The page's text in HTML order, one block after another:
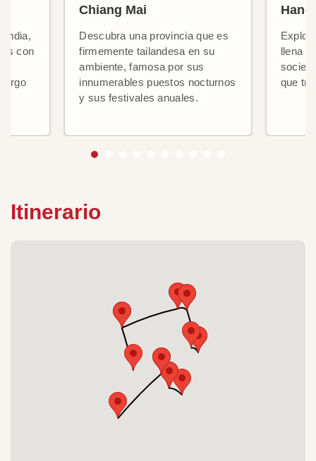
con
Chiang Mai
Descubra una provincia que es
firmemente tailandesa en su
ambiente, famosa por sus
innumerables puestos nocturnos
y sus festivales anuales.
Hanói
llena
que
Itinerario